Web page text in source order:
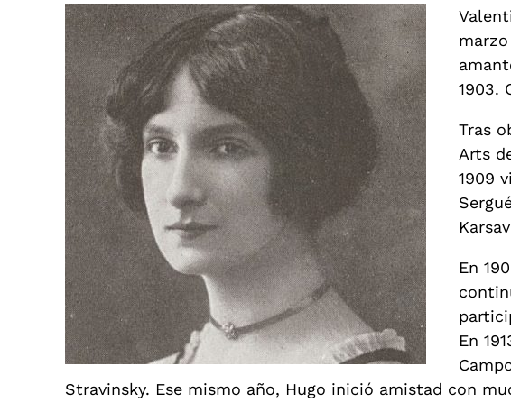
1903.
Tras
Arts
1909
En
En
Stravinsky. Ese mismo año, Hugo inició amistad con